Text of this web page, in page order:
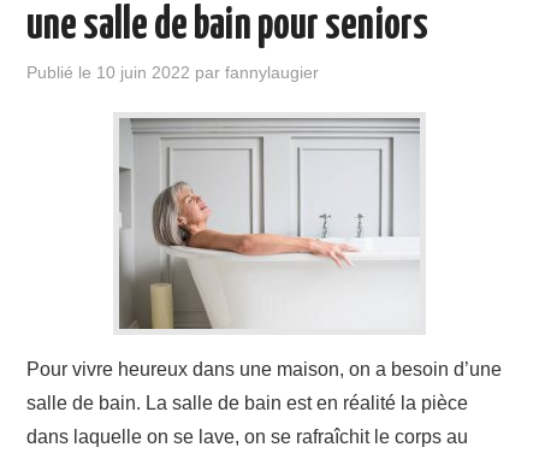
une salle de bain pour seniors
Publié le 10 juin 2022 parfannylaugier
Pour vivre heureux dans une maison, on a besoin d’une
salle de bain. La salle de bain est en réalité la pièce
dans laquelle on se lave, on se rafraîchit le corps au